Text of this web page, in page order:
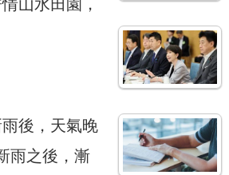
山水田園，
後，天氣晚
雨之後，漸